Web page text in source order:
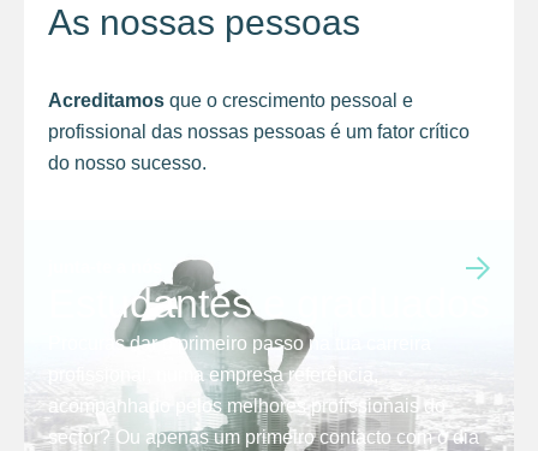
As nossas pessoas
Acreditamos que o crescimento pessoal e
profissional das nossas pessoas é um fator crítico
do nosso sucesso.
Estudantes e graduados
Procuras dar o primeiro passo na tua carreira
profissional, numa empresa referência,
acompanhado pelos melhores profissionais do
sector? Ou apenas um primeiro contacto com o dia